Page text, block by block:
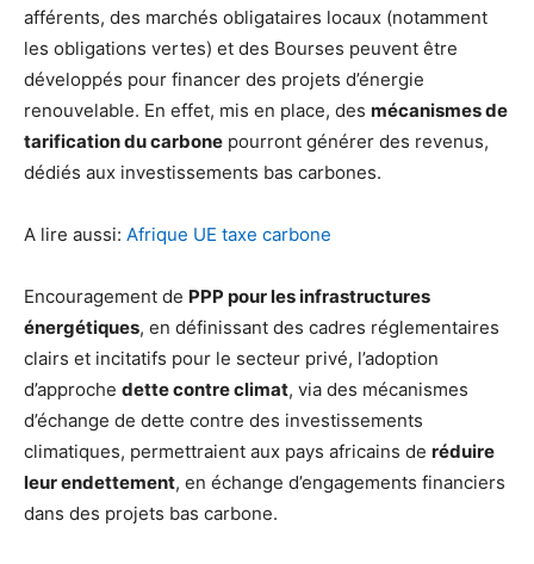
afférents, des marchés obligataires locaux (notamment
les obligations vertes) et des Bourses peuvent être
développés pour financer des projets d’énergie
renouvelable. En effet, mis en place, des mécanismes de
tarification du carbone pourront générer des revenus,
dédiés aux investissements bas carbones.
A lire aussi: Afrique UE taxe carbone
Encouragement de PPP pour les infrastructures
énergétiques, en définissant des cadres réglementaires
clairs et incitatifs pour le secteur privé, l’adoption
d’approche dette contre climat, via des mécanismes
d’échange de dette contre des investissements
climatiques, permettraient aux pays africains de réduire
leur endettement, en échange d’engagements financiers
dans des projets bas carbone.